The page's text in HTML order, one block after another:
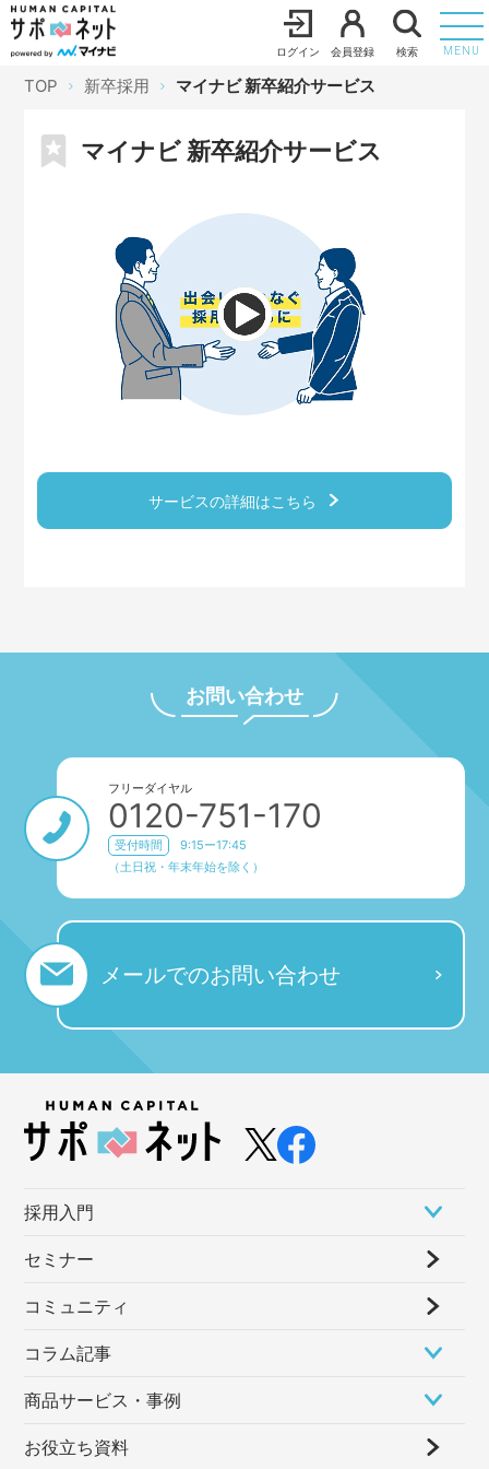
ログイン 会員登録 検索 MENU
TOP 新卒採用 マイナビ 新卒紹介サービス
マイナビ 新卒紹介サービス
サービスの詳細はこちら
お問い合わせ
フリーダイヤル
0120-751-170
受付時間
9:15ー17:45
（土日祝・年末年始を除く）
メールでのお問い合わせ
採⽤⼊⾨
セミナー
コミュニティ
コラム記事
商品サービス・事例
お役立ち資料